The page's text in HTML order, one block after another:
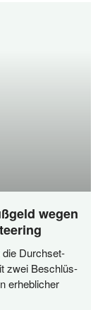
wegen
die Durch­set­
zwei Beschlüs­
erheb­li­cher